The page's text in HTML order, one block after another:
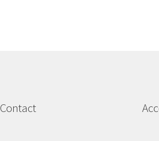
Contact